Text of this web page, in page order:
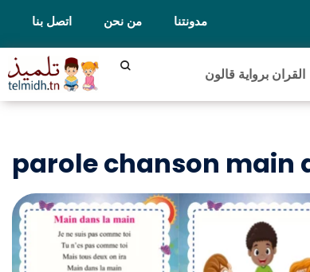
اتصل بنا من نحن مدونتنا
القران برواية قالون
parole chanson main